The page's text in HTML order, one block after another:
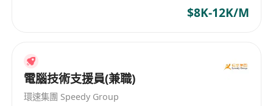
5. 對解決複雜技術問題有強烈責任感，能在壓力下
地點位於機場，月薪範圍為HKD 17,000 - 20,000，
每月工作15-16天
每日12小時（8:30am - 8:30pm 或 8:30pm -
$8K-12K/M
電腦技術支援員(兼職)
環速集團 Speedy Group